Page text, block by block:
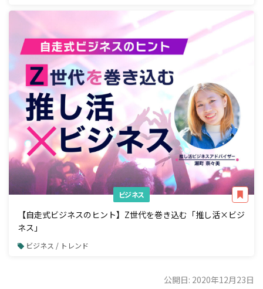
ビジネス
【自走式ビジネスのヒント】Z世代を巻き込む「推し活×ビジ
ネス」
ビジネス / トレンド
公開日: 2020年12月23日